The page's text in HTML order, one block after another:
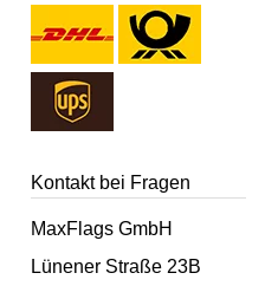
Kontakt bei Fragen
MaxFlags GmbH
Lünener Straße 23B